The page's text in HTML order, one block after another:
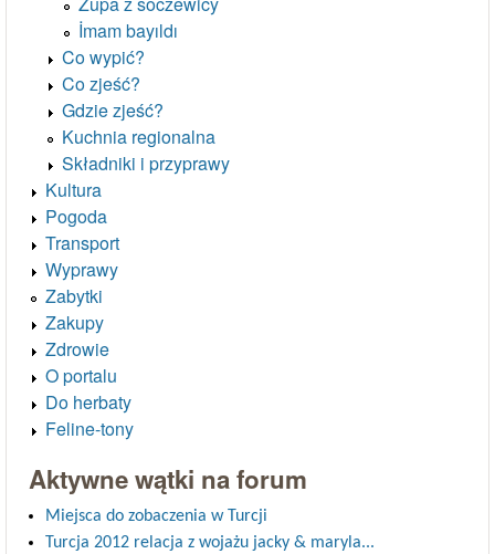
İmam bayıldı
Co wypić?
Co zjeść?
Gdzie zjeść?
Kuchnia regionalna
Składniki i przyprawy
Kultura
Pogoda
Transport
Wyprawy
Zabytki
Zakupy
Zdrowie
O portalu
Do herbaty
Feline-tony
Aktywne wątki na forum
Miejsca do zobaczenia w Turcji
Turcja 2012 relacja z wojażu jacky & maryla...